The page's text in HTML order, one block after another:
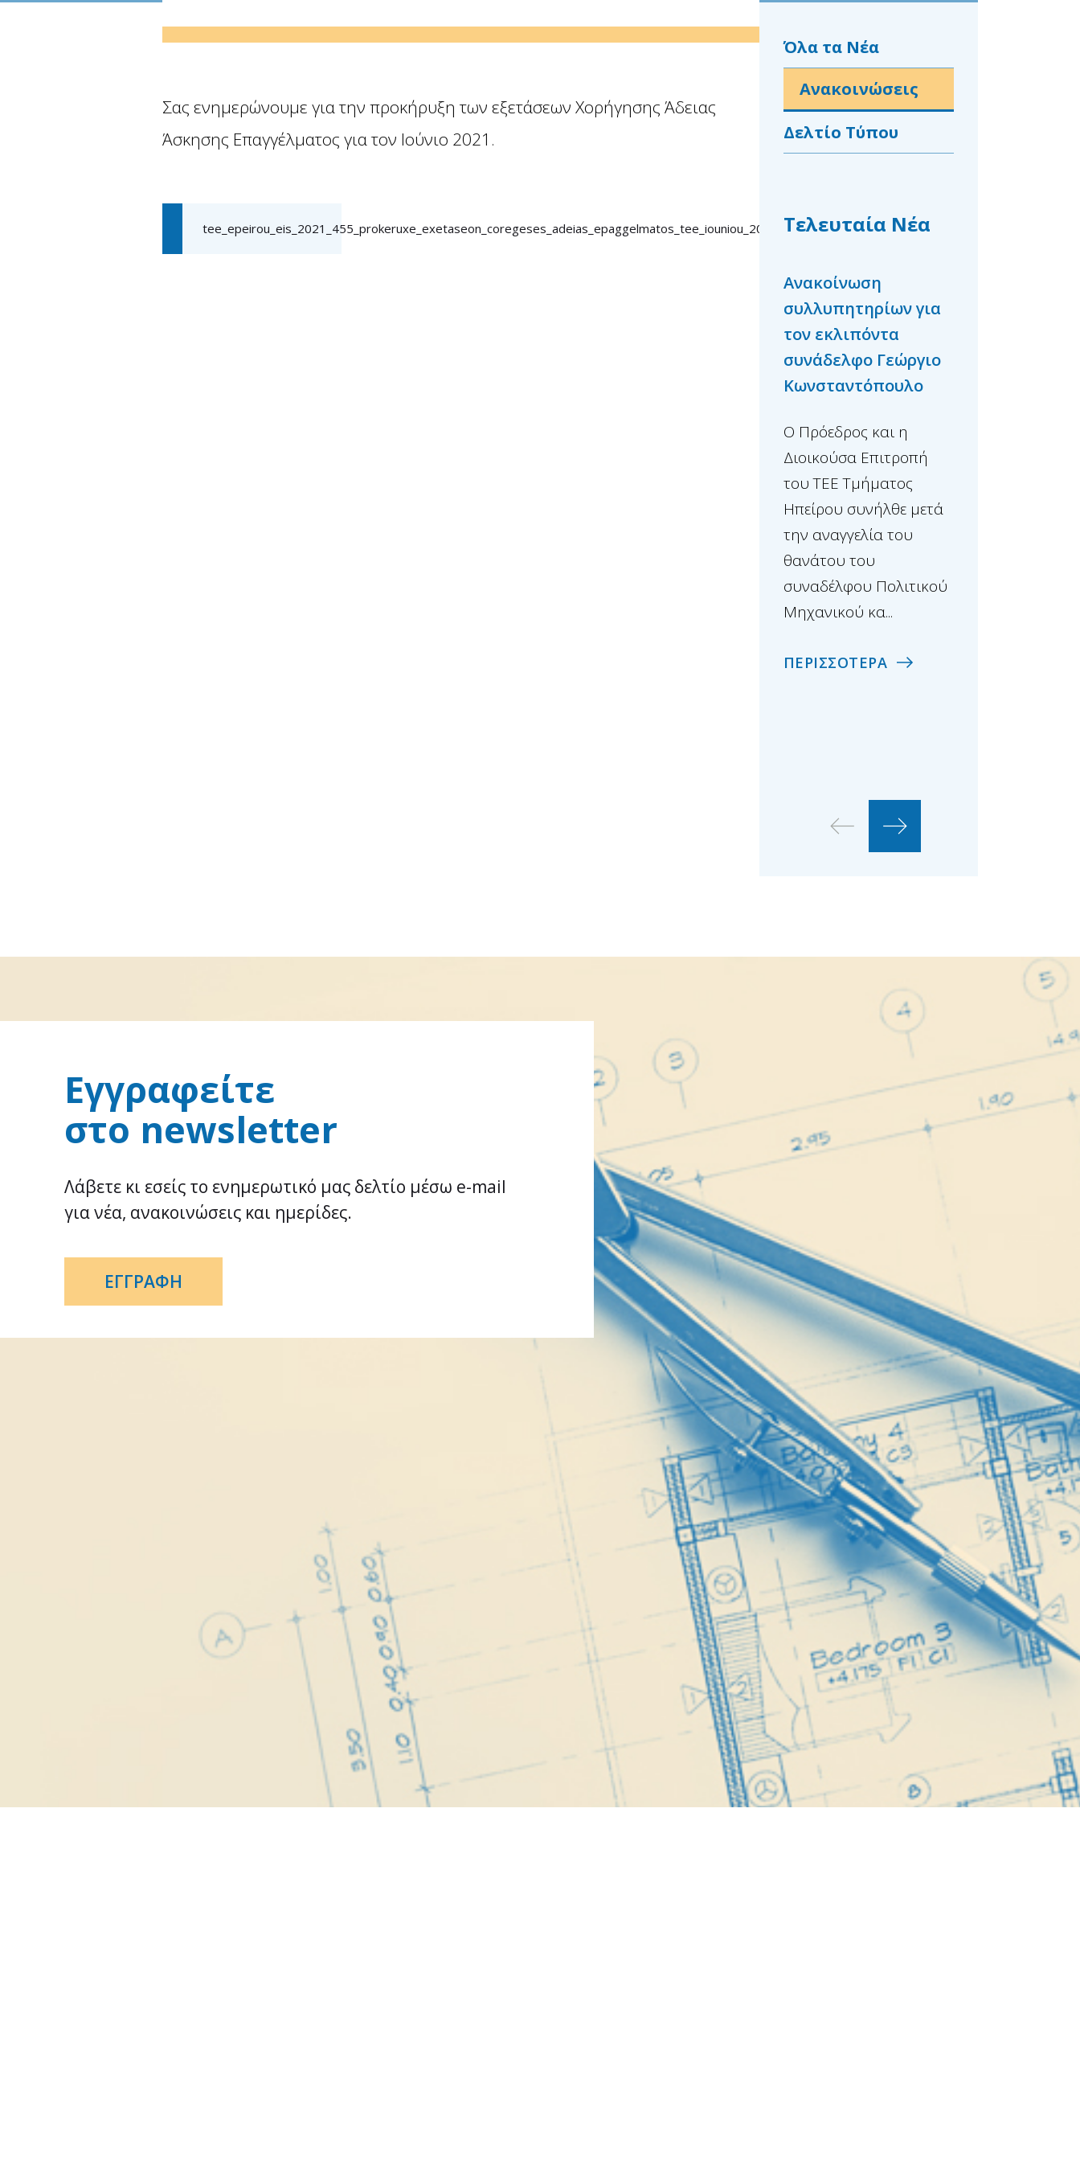
Σας ενημερώνουμε για την προκήρυξη των εξετάσεων Χορήγησης Άδειας
Άσκησης Επαγγέλματος για τoν Ιούνιο 2021.
tee_epeirou_eis_2021_455_prokeruxe_exetaseon_coregeses_adeias_epaggelmatos_tee_iouniou_2021
Όλα τα Νέα
Ανακοινώσεις
Δελτίο Τύπου
Τελευταία Νέα
Ανακοίνωση
συλλυπητηρίων για
τον εκλιπόντα
συνάδελφο Γεώργιο
Κωνσταντόπουλο
Ο Πρόεδρος και η
Διοικούσα Επιτροπή
του ΤΕΕ Τμήματος
Ηπείρου συνήλθε μετά
την αναγγελία του
θανάτου του
συναδέλφου Πολιτικού
Μηχανικού κα...
ΠΕΡΙΣΣΟΤΕΡΑ
Εγγραφείτε
στο newsletter
Λάβετε κι εσείς το ενημερωτικό μας δελτίο μέσω e-mail
για νέα, ανακοινώσεις και ημερίδες.
ΕΓΓΡΑΦΗ